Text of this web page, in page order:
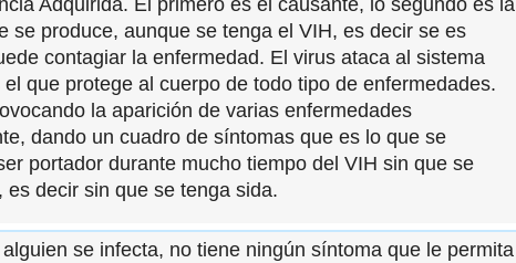
Adquirida. El primero es el causante, lo segundo es la
se produce, aunque se tenga el VIH, es decir se es
contagiar la enfermedad. El virus ataca al sistema
que protege al cuerpo de todo tipo de enfermedades.
la aparición de varias enfermedades
dando un cuadro de síntomas que es lo que se
portador durante mucho tiempo del VIH sin que se
decir sin que se tenga sida.
se infecta, no tiene ningún síntoma que le permita